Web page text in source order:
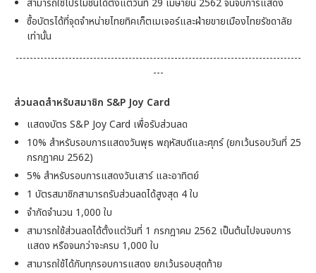
สามารถใช้โปรโมชั่นได้ตั้งแต่วันที่ 29 เมษายน 2562 จนจบการแสดง
ซื้อบัตรได้ที่จุดจำหน่ายไทยทิคเก็ตเมเจอร์และฝ่ายขายเมืองไทยรัชดาลัย
เท่านั้น
---------------------------------------------------------------------------------
---
ส่วนลดสำหรับสมาชิก S&P Joy Card
แสดงบัตร S&P Joy Card เพื่อรับส่วนลด
10% สำหรับรอบการแสดงวันพุธ พฤหัสบดีและศุกร์ (ยกเว้นรอบวันที่ 25
กรกฏาคม 2562)
5% สำหรับรอบการแสดงวันเสาร์ และอาทิตย์
1 บัตรสมาชิกสามารถรับส่วนลดได้สูงสุด 4 ใบ
จำกัดจำนวน 1,000 ใบ
สามารถใช้ส่วนลดได้ตั้งแต่วันที่ 1 กรกฎาคม 2562 เป็นต้นไปจนจบการ
แสดง หรือจนกว่าจะครบ 1,000 ใบ
สามารถใช้ได้กับทุกรอบการแสดง ยกเว้นรอบสุดท้าย